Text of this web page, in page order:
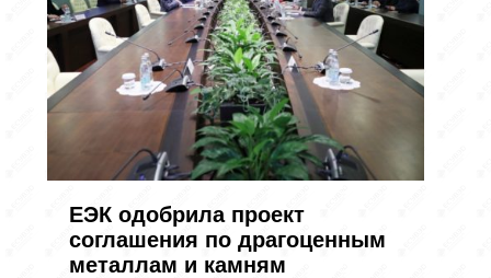
ЕЭК одобрила проект
соглашения по драгоценным
металлам и камням